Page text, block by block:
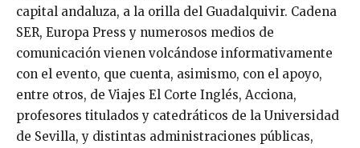
capital andaluza, a la orilla del Guadalquivir. Cadena
SER, Europa Press y numerosos medios de
comunicación vienen volcándose informativamente
con el evento, que cuenta, asimismo, con el apoyo,
entre otros, de Viajes El Corte Inglés, Acciona,
profesores titulados y catedráticos de la Universidad
de Sevilla, y distintas administraciones públicas,